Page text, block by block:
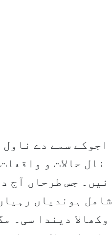
اجوکے سمے دے
نال حالات و
نیں۔ جس طرحاں آج
شامل ہوندیاں
وکھالا دیندا سی۔